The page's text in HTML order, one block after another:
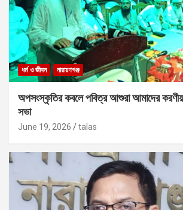
ধর্ম ও জীবন নারায়ণগঞ্জ
অপসংস্কৃতির কবলে পবিত্র আশুরা আমাদের
সভা
June 19, 2026 talas